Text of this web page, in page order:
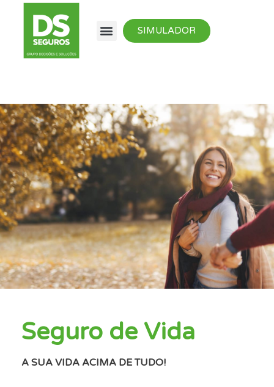
SIMULADOR
Seguro de Vida
A SUA VIDA ACIMA DE TUDO!